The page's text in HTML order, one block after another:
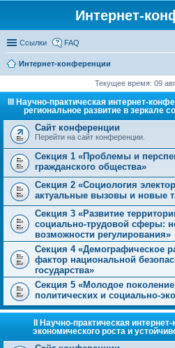
Интернет-
Ссылки FAQ
Интернет-конференции
Текущее время: 09
III Научно-практическая интернет-
региональное развитие в зеркале
Сайт конференции
Перейти на сайт конференции.
Секция 1 «Проблемы и
гражданского общества»
Секция 2 «Социология
актуальные вызовы и новые
Секция 3 «Развитие
социально-трудовой сферы:
возможности регулирования»
Секция 4 «Демографическое
фактор национальной
государства»
Секция 5 «Молодое
политических и социально-
II Научно-практическая
экономического роста и